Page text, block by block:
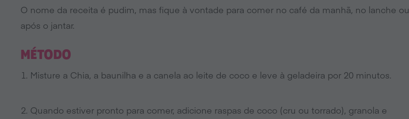
O nome da receita é pudim, mas fique à vontade para comer no café da manhã, no lanche ou
após o jantar.
MÉTODO
Misture a Chia, a baunilha e a canela ao leite de coco e leve à geladeira por 20 minutos.
Quando estiver pronto para comer, adicione raspas de coco (cru ou torrado), granola e